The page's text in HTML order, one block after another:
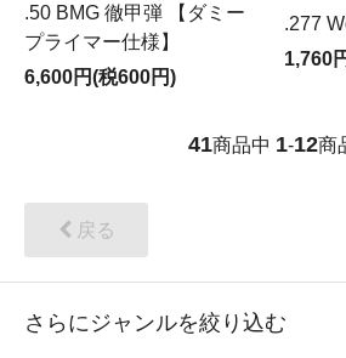
.50 BMG 徹甲弾 【ダミー
プライマー仕様】
6,600円(税600円)
.277
1,760
41商品中 1-12商
戻る
さらにジャンルを絞り込む